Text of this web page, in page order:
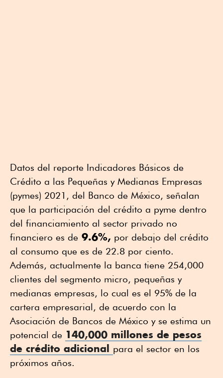
Datos del reporte Indicadores Básicos de
Crédito a las Pequeñas y Medianas Empresas
(pymes) 2021, del Banco de México, señalan
que la participación del crédito a pyme dentro
del financiamiento al sector privado no
financiero es de 9.6%, por debajo del crédito
al consumo que es de 22.8 por ciento.
Además, actualmente la banca tiene 254,000
clientes del segmento micro, pequeñas y
medianas empresas, lo cual es el 95% de la
cartera empresarial, de acuerdo con la
Asociación de Bancos de México y se estima un
potencial de 140,000 millones de pesos
de crédito adicional
para el sector en los
próximos años.